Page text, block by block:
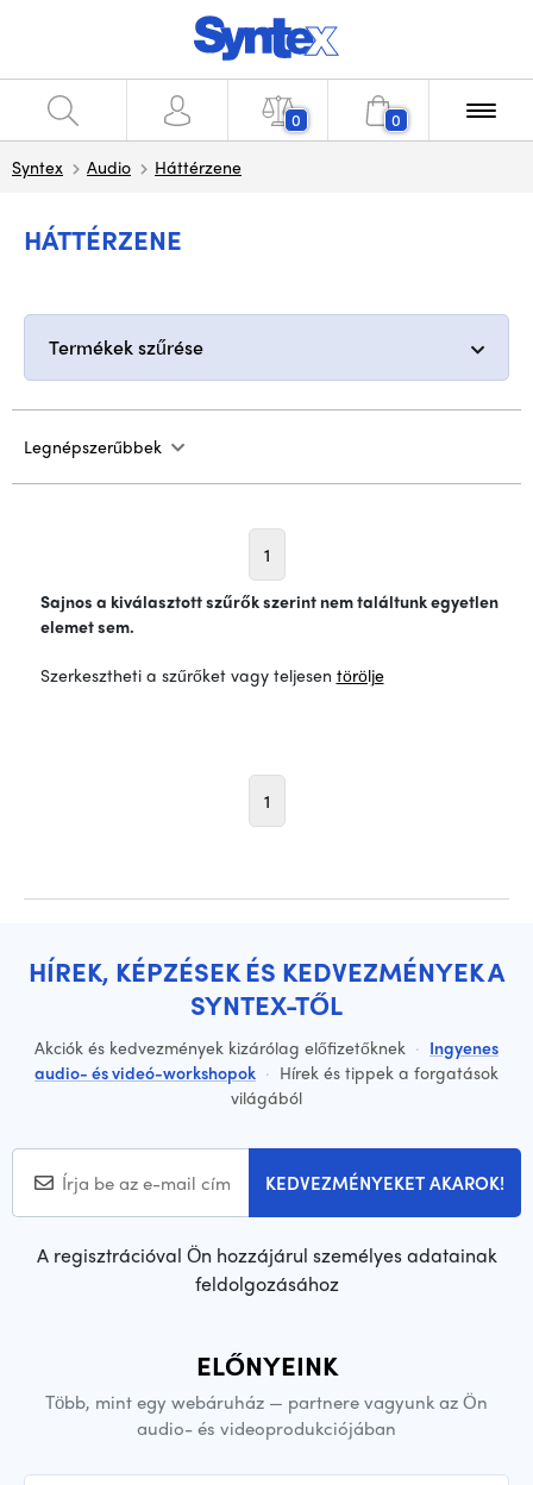
0 0
Syntex Audio Háttérzene
HÁTTÉRZENE
Termékek szűrése
Legnépszerűbbek
1
Sajnos a kiválasztott szűrők szerint nem találtunk egyetlen
elemet sem.
Szerkesztheti a szűrőket vagy teljesen törölje
1
HÍREK, KÉPZÉSEK ÉS KEDVEZMÉNYEK A
SYNTEX-TŐL
Akciók és kedvezmények kizárólag előfizetőknek · Ingyenes
audio- és videó-workshopok · Hírek és tippek a forgatások
világából
KEDVEZMÉNYEKET AKAROK!
A regisztrációval Ön hozzájárul személyes adatainak
feldolgozásához
ELŐNYEINK
Több, mint egy webáruház — partnere vagyunk az Ön
audio- és videoprodukciójában